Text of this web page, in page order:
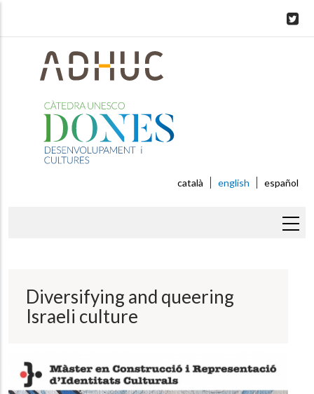
català english español
Diversifying and queering
Israeli culture